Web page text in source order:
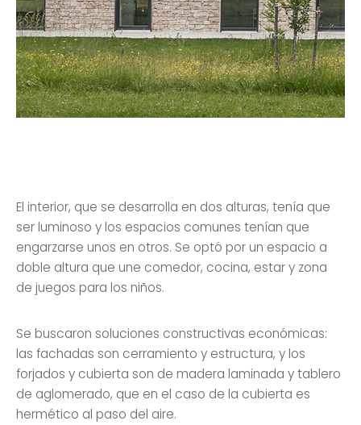
El interior, que se desarrolla en dos alturas, tenía que
ser luminoso y los espacios comunes tenían que
engarzarse unos en otros. Se optó por un espacio a
doble altura que une comedor, cocina, estar y zona
de juegos para los niños.
Se buscaron soluciones constructivas económicas:
las fachadas son cerramiento y estructura, y los
forjados y cubierta son de madera laminada y tablero
de aglomerado, que en el caso de la cubierta es
hermético al paso del aire.